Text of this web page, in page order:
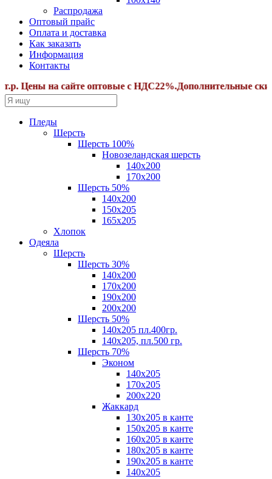
Распродажа
Оптовый прайс
Оплата и доставка
Как заказать
Информация
Контакты
на сайте оптовые с НДС22%.Дополнительные скидки от
Пледы
Шерсть
Шерсть 100%
Новозеландская шерсть
140х200
170x200
Шерсть 50%
140x200
150х205
165х205
Хлопок
Одеяла
Шерсть
Шерсть 30%
140х200
170х200
190х200
200х200
Шерсть 50%
140х205 пл.400гр.
140х205, пл.500 гр.
Шерсть 70%
Эконом
140х205
170х205
200х220
Жаккард
130х205 в канте
150х205 в канте
160х205 в канте
180х205 в канте
190х205 в канте
140х205